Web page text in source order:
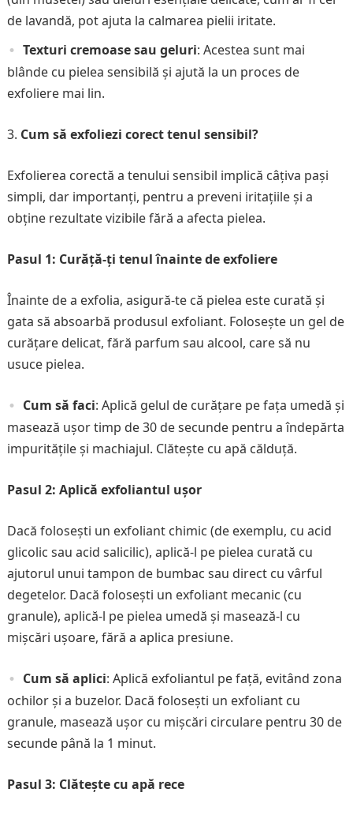
de lavandă, pot ajuta la calmarea pielii iritate.
Texturi cremoase sau geluri: Acestea sunt mai
blânde cu pielea sensibilă și ajută la un proces de
exfoliere mai lin.
Cum să exfoliezi corect tenul sensibil?
Exfolierea corectă a tenului sensibil implică câțiva pași
simpli, dar importanți, pentru a preveni iritațiile și a
obține rezultate vizibile fără a afecta pielea.
Pasul 1: Curăță-ți tenul înainte de exfoliere
Înainte de a exfolia, asigură-te că pielea este curată și
gata să absoarbă produsul exfoliant. Folosește un gel de
curățare delicat, fără parfum sau alcool, care să nu
usuce pielea.
Cum să faci: Aplică gelul de curățare pe fața umedă și
masează ușor timp de 30 de secunde pentru a îndepărta
impuritățile și machiajul. Clătește cu apă călduță.
Pasul 2: Aplică exfoliantul ușor
Dacă folosești un exfoliant chimic (de exemplu, cu acid
glicolic sau acid salicilic), aplică-l pe pielea curată cu
ajutorul unui tampon de bumbac sau direct cu vârful
degetelor. Dacă folosești un exfoliant mecanic (cu
granule), aplică-l pe pielea umedă și masează-l cu
mișcări ușoare, fără a aplica presiune.
Cum să aplici: Aplică exfoliantul pe față, evitând zona
ochilor și a buzelor. Dacă folosești un exfoliant cu
granule, masează ușor cu mișcări circulare pentru 30 de
secunde până la 1 minut.
Pasul 3: Clătește cu apă rece